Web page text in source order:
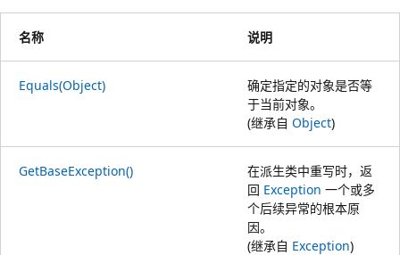
名称 说明
Equals(Object)
确定指定的对象是否等
于当前对象。
(继承自 Object)
GetBaseException()
在派生类中重写时，返
回 Exception 一个或多
个后续异常的根本原
因。
(继承自 Exception)